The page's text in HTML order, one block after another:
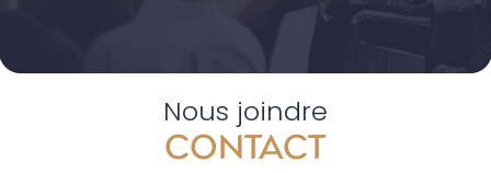
Nous joindre
CONTACT